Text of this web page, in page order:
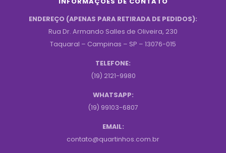
ENDEREÇO (APENAS PARA RETIRADA DE PEDIDOS):
Rua Dr. Armando Salles de Oliveira, 230
Taquaral – Campinas – SP – 13076-015
TELEFONE:
(19) 2121-9980
WHATSAPP:
(19) 99103-6807
EMAIL:
contato@quartinhos.com.br